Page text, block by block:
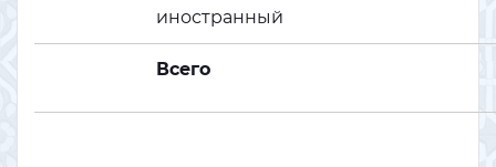
иностранный
Всего